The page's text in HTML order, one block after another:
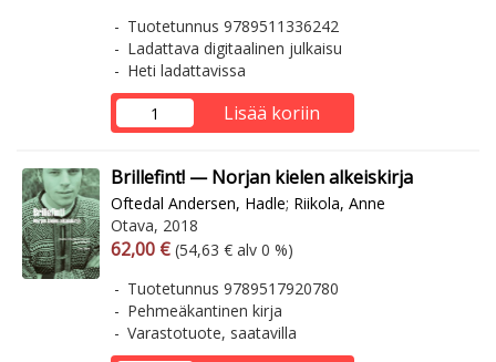
Tuotetunnus 9789511336242
Ladattava digitaalinen julkaisu
Heti ladattavissa
Lisää koriin
Brillefint! — Norjan kielen alkeiskirja
Oftedal Andersen, Hadle; Riikola, Anne
Otava, 2018
Arvonlisäverollinen hinta
62,00 € Arvonlisäveroton hinta
(54,63 € alv 0 %)
Tuotetunnus 9789517920780
Pehmeäkantinen kirja
Varastotuote, saatavilla